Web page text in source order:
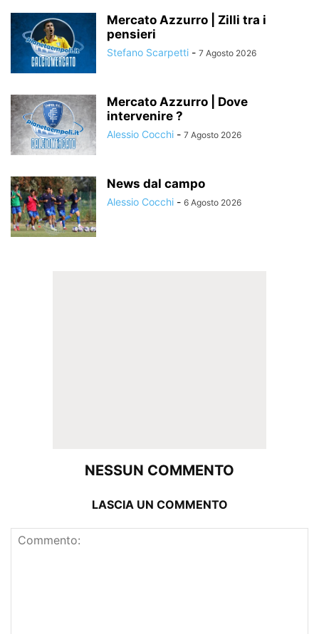
Mercato Azzurro | Zilli tra i
pensieri
Stefano Scarpetti - 7 Agosto 2026
Mercato Azzurro | Dove
intervenire ?
Alessio Cocchi - 7 Agosto 2026
News dal campo
Alessio Cocchi - 6 Agosto 2026
NESSUN COMMENTO
LASCIA UN COMMENTO